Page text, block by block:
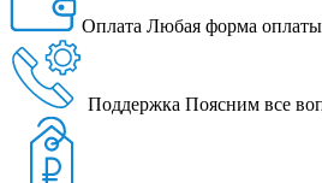
Оплата Любая форма оплаты
Поддержка Поясним все